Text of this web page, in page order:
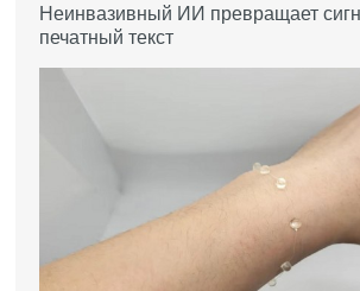
Неинвазивный ИИ превращает
печатный текст